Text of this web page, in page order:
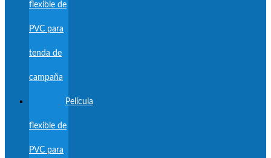
flexible de
PVC para
tenda de
campaña
Película
flexible de
PVC para